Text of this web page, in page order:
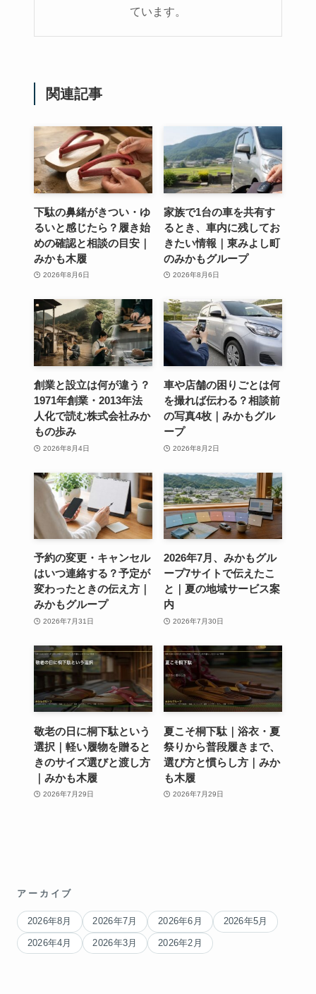
ています。
関連記事
下駄の鼻緒がきつい・ゆ
るいと感じたら？履き始
めの確認と相談の目安｜
みかも木履
2026年8月6日
家族で1台の車を共有す
るとき、車内に残してお
きたい情報｜東みよし町
のみかもグループ
2026年8月6日
創業と設立は何が違う？
1971年創業・2013年法
人化で読む株式会社みか
もの歩み
2026年8月4日
車や店舗の困りごとは何
を撮れば伝わる？相談前
の写真4枚｜みかもグル
ープ
2026年8月2日
予約の変更・キャンセル
はいつ連絡する？予定が
変わったときの伝え方｜
みかもグループ
2026年7月31日
2026年7月、みかもグル
ープ7サイトで伝えたこ
と｜夏の地域サービス案
内
2026年7月30日
敬老の日に桐下駄という
選択｜軽い履物を贈ると
きのサイズ選びと渡し方
｜みかも木履
2026年7月29日
夏こそ桐下駄｜浴衣・夏
祭りから普段履きまで、
選び方と慣らし方｜みか
も木履
2026年7月29日
アーカイブ
2026年8月 2026年7月 2026年6月 2026年5月
2026年4月 2026年3月 2026年2月